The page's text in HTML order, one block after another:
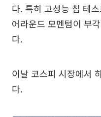
다. 특히 고성능 칩 테
어라운드 모멘텀이 부
다.
이날 코스피 시장에서
다.